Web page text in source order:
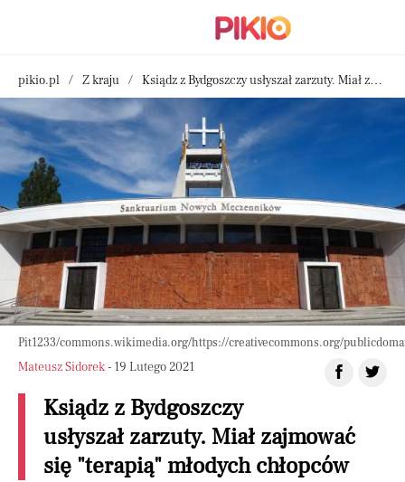
pikio.pl Z kraju Ksiądz z Bydgoszczy usłyszał zarzuty. Miał zajmować się "terapią" młodych chłopców
Pit1233/commons.wikimedia.org/https://creativecommons.org/
Mateusz Sidorek- 19 Lutego 2021
Ksiądz z Bydgoszczy
usłyszał zarzuty. Miał zajmować
się "terapią" młodych chłopców